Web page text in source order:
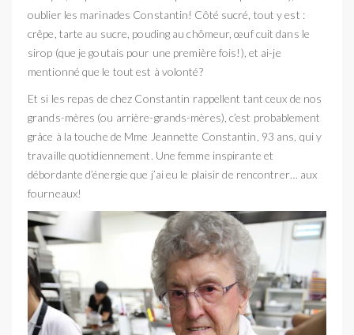
oublier les marinades Constantin! Côté sucré, tout y est :
crêpe, tarte au sucre, pouding au chômeur, œuf cuit dans le
sirop (que je goutais pour une première fois!), et ai-je
mentionné que le tout est à volonté?
Et si les repas de chez Constantin rappellent tant ceux de nos
grands-mères (ou arrière-grands-mères), c’est probablement
grâce à la touche de Mme Jeannette Constantin, 93 ans, qui y
travaille quotidiennement. Une femme inspirante et
débordante d’énergie que j’ai eu le plaisir de rencontrer… aux
fourneaux!